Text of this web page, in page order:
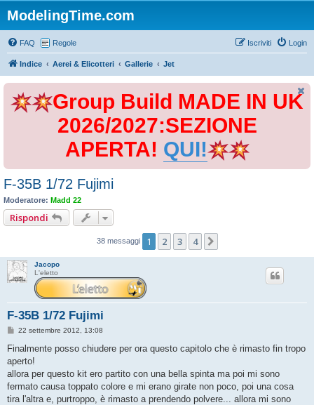
ModelingTime.com
FAQ Regole Login
Iscriviti
Indice Aerei & Elicotteri Gallerie Jet
Group Build MADE IN UK
2026/2027:SEZIONE
APERTA! QUI!
F-35B 1/72 Fujimi
Moderatore: Madd 22
Rispondi
38 messaggi 1 2 3 4
Jacopo
L'eletto
F-35B 1/72 Fujimi
M
s
a
g
i
o
22 settembre 2012, 13:08
Finalmente posso chiudere per ora questo capitolo che è rimasto fin tropo
aperto!
allora per questo kit ero partito con una bella spinta ma poi mi sono
fermato causa toppato colore e mi erano girate non poco, poi una cosa
tira l'altra e, purtroppo, è rimasto a prendendo polvere... allora mi sono